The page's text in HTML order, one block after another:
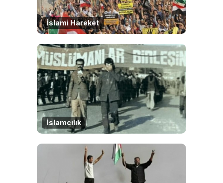
İslami Hareket
İslamcılık